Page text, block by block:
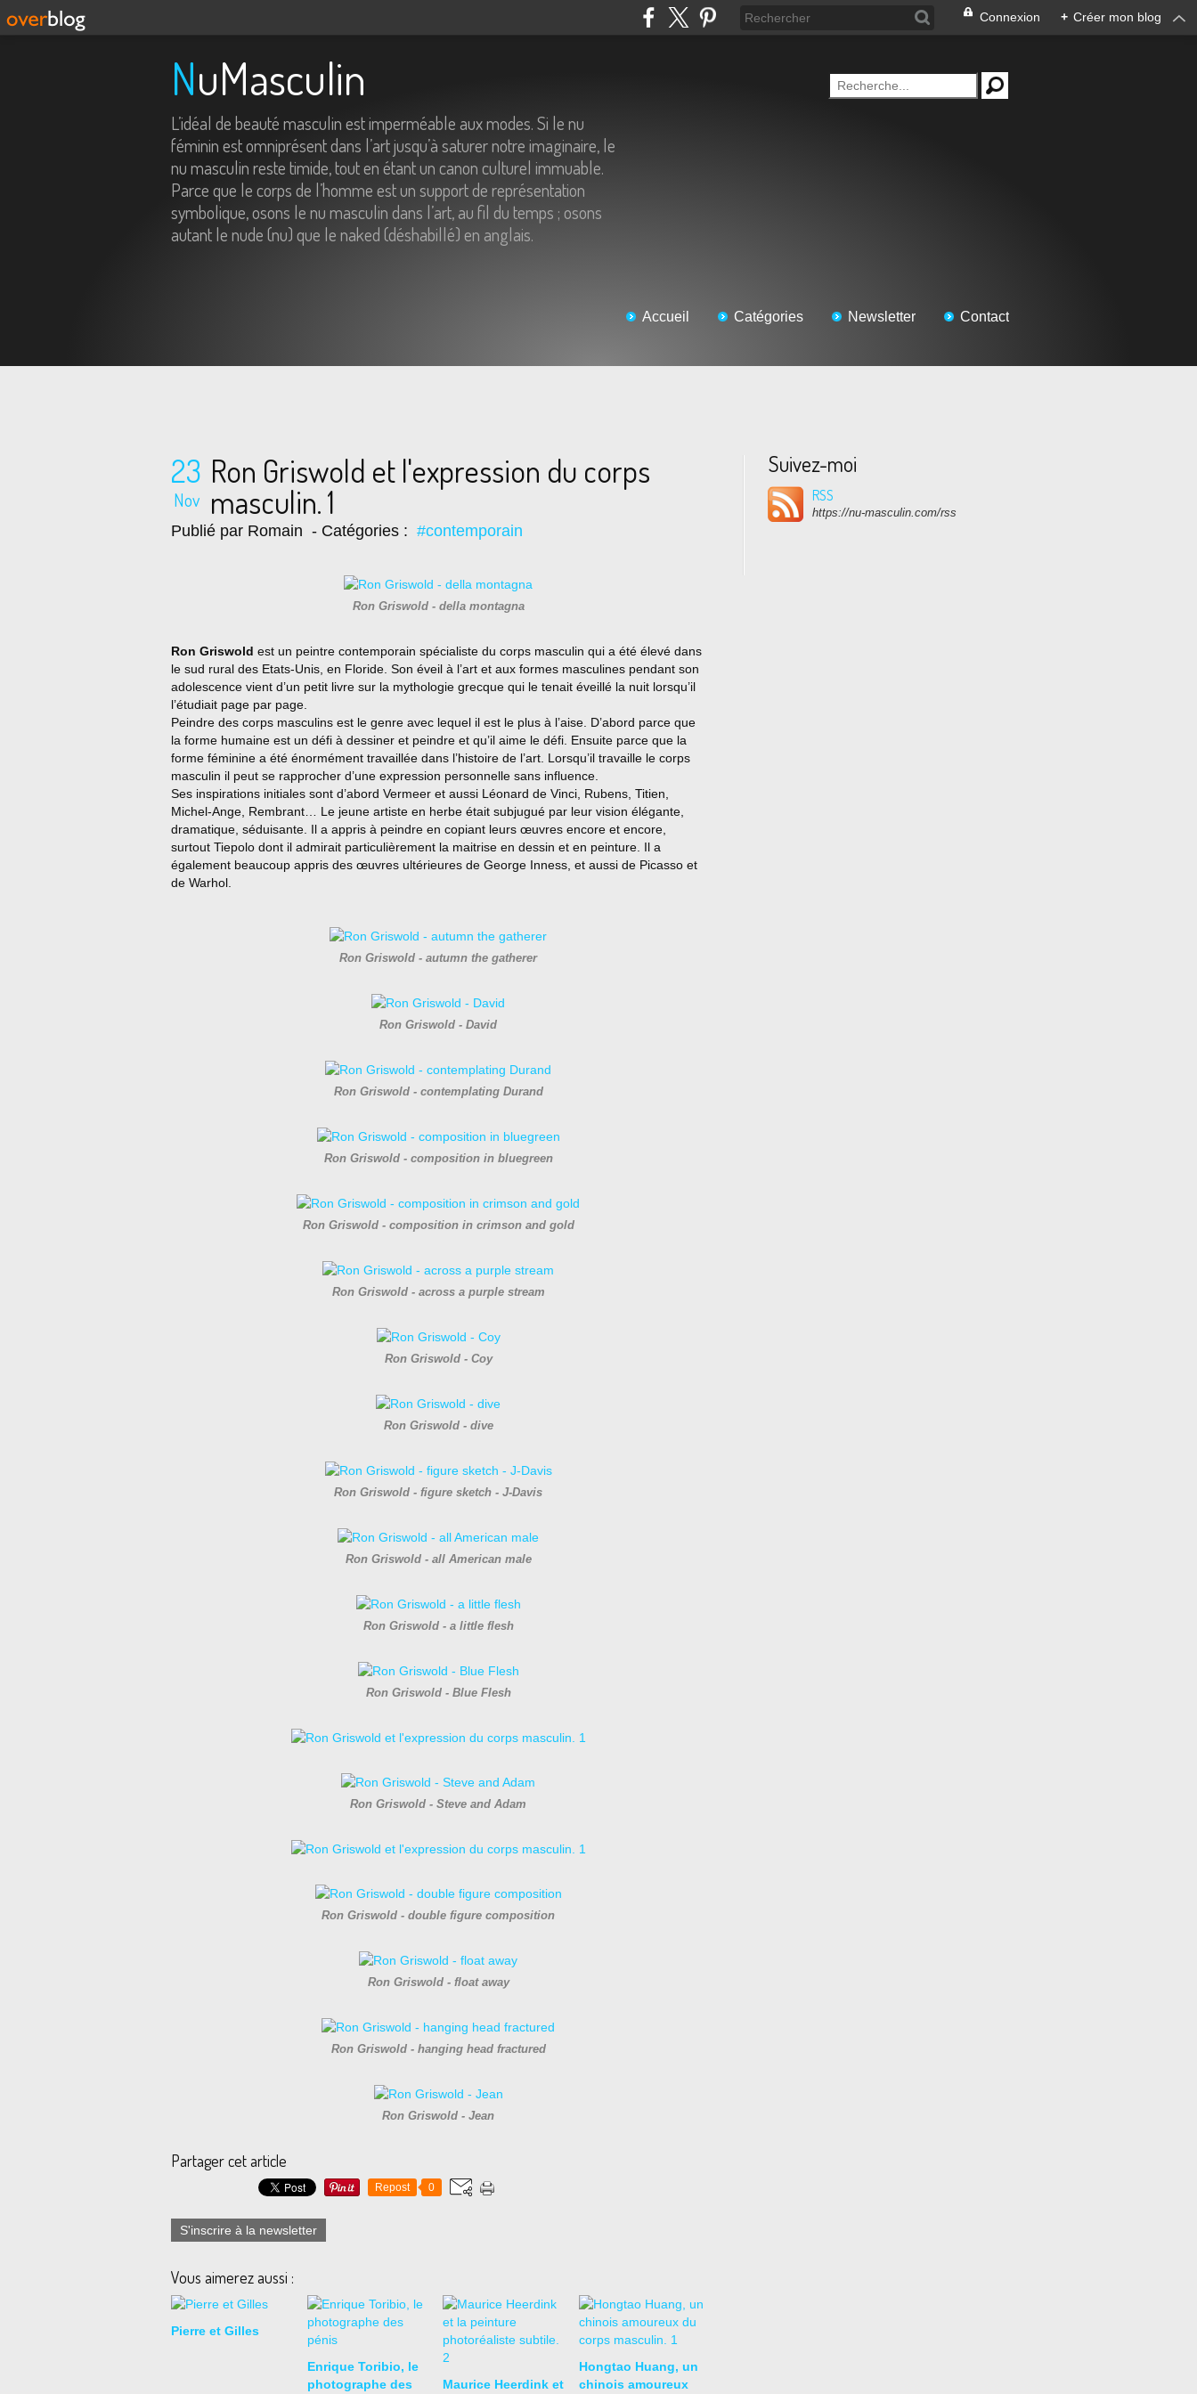
Connexion + Créer mon blog
NuMasculin
L’idéal de beauté masculin est imperméable aux modes. Si le nu
féminin est omniprésent dans l’art jusqu’à saturer notre imaginaire, le
nu masculin reste timide, tout en étant un canon culturel immuable.
Parce que le corps de l’homme est un support de représentation
symbolique, osons le nu masculin dans l’art, au fil du temps ; osons
autant le nude (nu) que le naked (déshabillé) en anglais.
Accueil Catégories Newsletter Contact
23
Nov
Ron Griswold et l'expression du corps
masculin. 1
Publié par Romain - Catégories : #contemporain
Ron Griswold - della montagna
Ron Griswold est un peintre contemporain spécialiste du corps masculin qui a été élevé dans
le sud rural des Etats-Unis, en Floride. Son éveil à l’art et aux formes masculines pendant son
adolescence vient d’un petit livre sur la mythologie grecque qui le tenait éveillé la nuit lorsqu’il
l’étudiait page par page.
Peindre des corps masculins est le genre avec lequel il est le plus à l’aise. D’abord parce que
la forme humaine est un défi à dessiner et peindre et qu’il aime le défi. Ensuite parce que la
forme féminine a été énormément travaillée dans l’histoire de l’art. Lorsqu’il travaille le corps
masculin il peut se rapprocher d’une expression personnelle sans influence.
Ses inspirations initiales sont d’abord Vermeer et aussi Léonard de Vinci, Rubens, Titien,
Michel-Ange, Rembrant… Le jeune artiste en herbe était subjugué par leur vision élégante,
dramatique, séduisante. Il a appris à peindre en copiant leurs œuvres encore et encore,
surtout Tiepolo dont il admirait particulièrement la maitrise en dessin et en peinture. Il a
également beaucoup appris des œuvres ultérieures de George Inness, et aussi de Picasso et
de Warhol.
Ron Griswold - autumn the gatherer
Ron Griswold - David
Ron Griswold - contemplating Durand
Ron Griswold - composition in bluegreen
Ron Griswold - composition in crimson and gold
Ron Griswold - across a purple stream
Ron Griswold - Coy
Ron Griswold - dive
Ron Griswold - figure sketch - J-Davis
Ron Griswold - all American male
Ron Griswold - a little flesh
Ron Griswold - Blue Flesh
Ron Griswold - Steve and Adam
Ron Griswold - double figure composition
Ron Griswold - float away
Ron Griswold - hanging head fractured
Ron Griswold - Jean
Partager cet article
Repost 0
S'inscrire à la newsletter
Vous aimerez aussi :
Pierre et Gilles
Enrique Toribio, le
photographe des
Maurice Heerdink et
Hongtao Huang, un
chinois amoureux
Suivez-moi
RSS
https://nu-masculin.com/rss